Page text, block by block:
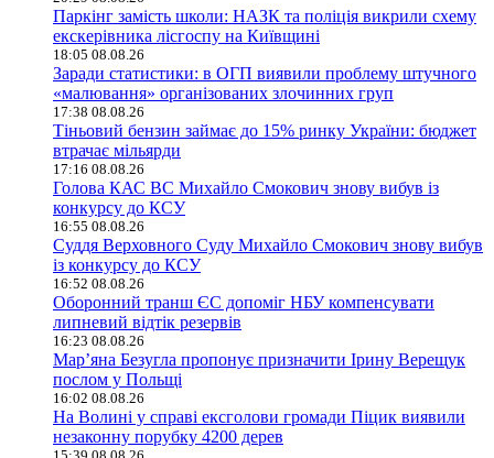
Паркінг замість школи: НАЗК та поліція викрили схему
екскерівника лісгоспу на Київщині
18:05 08.08.26
Заради статистики: в ОГП виявили проблему штучного
«малювання» організованих злочинних груп
17:38 08.08.26
Тіньовий бензин займає до 15% ринку України: бюджет
втрачає мільярди
17:16 08.08.26
Голова КАС ВС Михайло Смокович знову вибув із
конкурсу до КСУ
16:55 08.08.26
Суддя Верховного Суду Михайло Смокович знову вибув
із конкурсу до КСУ
16:52 08.08.26
Оборонний транш ЄС допоміг НБУ компенсувати
липневий відтік резервів
16:23 08.08.26
Мар’яна Безугла пропонує призначити Ірину Верещук
послом у Польщі
16:02 08.08.26
На Волині у справі ексголови громади Піцик виявили
незаконну порубку 4200 дерев